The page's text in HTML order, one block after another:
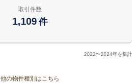
取引件数
1,109 件
2022〜2024年を集計
他の物件種別はこちら